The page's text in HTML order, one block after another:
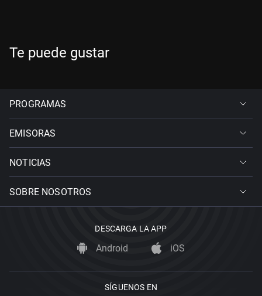
Te puede gustar
PROGRAMAS
EMISORAS
NOTICIAS
SOBRE NOSOTROS
DESCARGA LA APP
Android iOS
SÍGUENOS EN